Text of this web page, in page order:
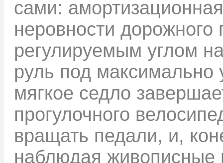
сами:
неровности дорожного
регулируемым углом
руль под
мягкое седло
прогулочного
вращать педали, и,
наблюдая живописные